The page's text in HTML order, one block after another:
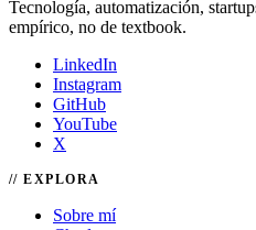
Tecnología, automatización,
empírico, no de textbook.
LinkedIn
Instagram
GitHub
YouTube
X
EXPLORA
Sobre mí